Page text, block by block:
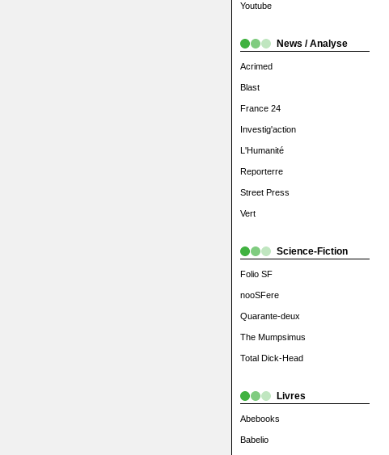
Youtube
News / Analyse
Acrimed
Blast
France 24
Investig'action
L'Humanité
Reporterre
Street Press
Vert
Science-Fiction
Folio SF
nooSFere
Quarante-deux
The Mumpsimus
Total Dick-Head
Livres
Abebooks
Babelio